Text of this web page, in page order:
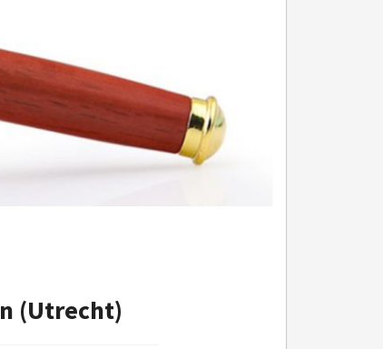
(Utrecht)